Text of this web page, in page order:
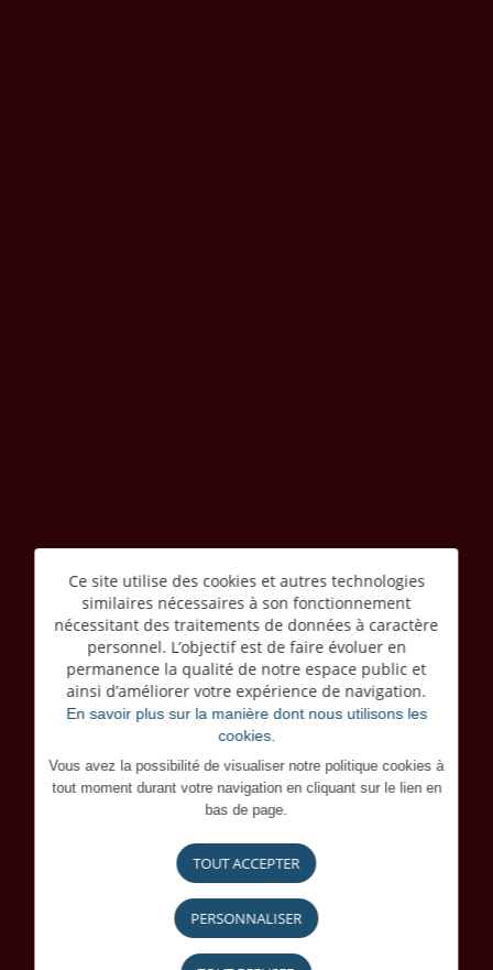
Ce site utilise des cookies et autres technologies
similaires nécessaires à son fonctionnement
nécessitant des traitements de données à caractère
personnel. L’objectif est de faire évoluer en
permanence la qualité de notre espace public et
ainsi d’améliorer votre expérience de navigation.
En savoir plus sur la manière dont nous utilisons les
cookies.
Vous avez la possibilité de visualiser notre politique cookies à
tout moment durant votre navigation en cliquant sur le lien en
bas de page.
TOUT ACCEPTER
PERSONNALISER